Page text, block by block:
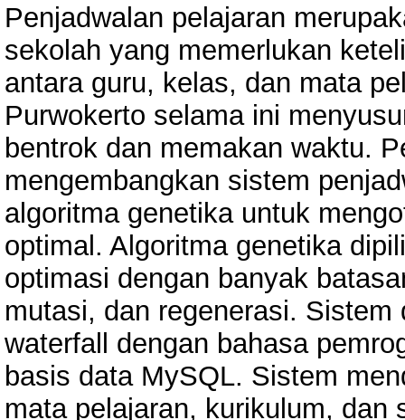
Penjadwalan pelajaran
sekolah yang memerlukan
antara guru, kelas, dan mata
Purwokerto selama ini
bentrok dan memakan waktu.
mengembangkan sistem
algoritma genetika untuk
optimal. Algoritma genetika
optimasi dengan banyak
mutasi, dan regenerasi.
waterfall dengan bahasa
basis data MySQL. Sistem
mata pelajaran, kurikulum, dan